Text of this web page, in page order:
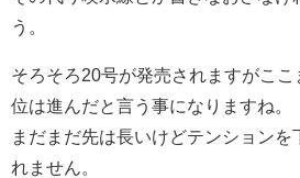
う。
そろそろ20号が発売されますがこ
位は進んだと言う事になりますね。
まだまだ先は長いけどテンションを
れません。